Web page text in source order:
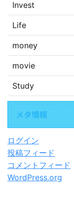
Invest
Life
money
movie
Study
メタ情報
ログイン
投稿フィード
コメントフィード
WordPress.org